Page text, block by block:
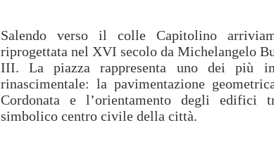
Salendo verso il colle Capitolino
riprogettata nel XVI secolo da Michelangelo
III. La piazza rappresenta uno dei più
rinascimentale: la pavimentazione
Cordonata e l’orientamento degli edifici
simbolico centro civile della città.